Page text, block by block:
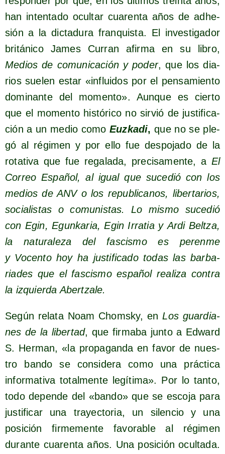
han inten­ta­do ocul­tar cua­ren­ta años de adhe­
sión a la dic­ta­du­ra fran­quis­ta. El inves­ti­ga­dor
bri­tá­ni­co James Curran afir­ma en su libro,
Medios de comu­ni­ca­ción y poder, que los dia­
rios sue­len estar «influi­dos por el pen­sa­mien­to
domi­nan­te del momen­to». Aun­que es cier­to
que el momen­to his­tó­ri­co no sir­vió de jus­ti­fi­ca­
ción a un medio comoEuz­ka­di, que no se ple­
gó al régi­men y por ello fue des­po­ja­do de la
rota­ti­va que fue rega­la­da, pre­ci­sa­men­te, a El
Correo Espa­ñol, al igual que suce­dió con los
medios de ANV o los repu­bli­ca­nos, liber­ta­rios,
socia­lis­tas o comu­nis­tas. Lo mis­mo suce­dió
con Egin, Egun­ka­ria, Egin Irra­tia y Ardi Bel­tza,
la natu­ra­le­za del fas­cis­mo es peren­me
y Vocen­to hoy ha jus­ti­fi­ca­do todas las bar­ba­
ria­des que el fas­cis­mo espa­ñol rea­li­za con­tra
la izquier­da Abertzale.
Según rela­ta Noam Chomsky, enLos guar­dia­
nes de la liber­tad, que fir­ma­ba jun­to a Edward
S. Her­man, «la pro­pa­gan­da en favor de nues­
tro ban­do se con­si­de­ra como una prác­ti­ca
infor­ma­ti­va total­men­te legí­ti­ma». Por lo tan­to,
todo depen­de del «ban­do» que se esco­ja para
jus­ti­fi­car una tra­yec­to­ria, un silen­cio y una
posi­ción fir­me­men­te favo­ra­ble al régi­men
duran­te cua­ren­ta años. Una posi­ción ocul­ta­da.